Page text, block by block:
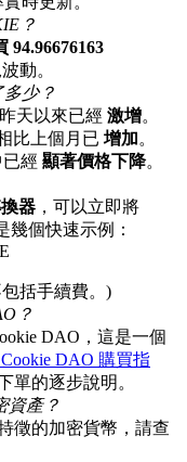
？
94.96676163
動。
多少？
天以來已經 激增。
比上個月已 增加。
經 顯著價格下降。
器 ，可以立即將
幾個快速示例：
括手續費。)
？
DAO，這是一個
DAO 購買指
單的逐步說明。
資產？
徵的加密貨幣，請查